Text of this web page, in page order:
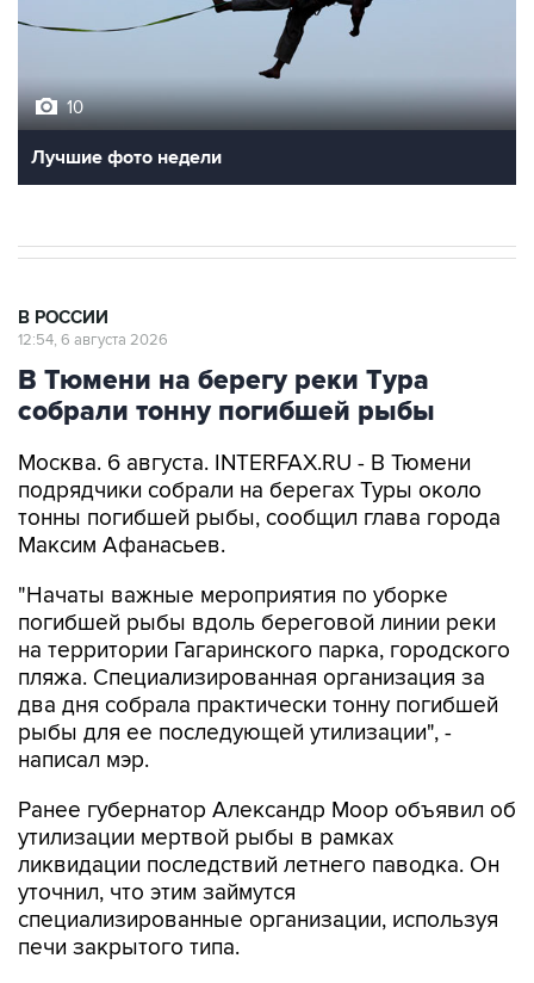
10
Лучшие фото недели
В РОССИИ
12:54, 6 августа 2026
В Тюмени на берегу реки Тура
собрали тонну погибшей рыбы
Москва. 6 августа. INTERFAX.RU - В Тюмени
подрядчики собрали на берегах Туры около
тонны погибшей рыбы, сообщил глава города
Максим Афанасьев.
"Начаты важные мероприятия по уборке
погибшей рыбы вдоль береговой линии реки
на территории Гагаринского парка, городского
пляжа. Специализированная организация за
два дня собрала практически тонну погибшей
рыбы для ее последующей утилизации", -
написал мэр.
Ранее губернатор Александр Моор объявил об
утилизации мертвой рыбы в рамках
ликвидации последствий летнего паводка. Он
уточнил, что этим займутся
специализированные организации, используя
печи закрытого типа.